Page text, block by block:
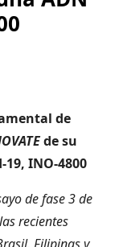
de
de su
INO-4800
de fase 3 de
recientes